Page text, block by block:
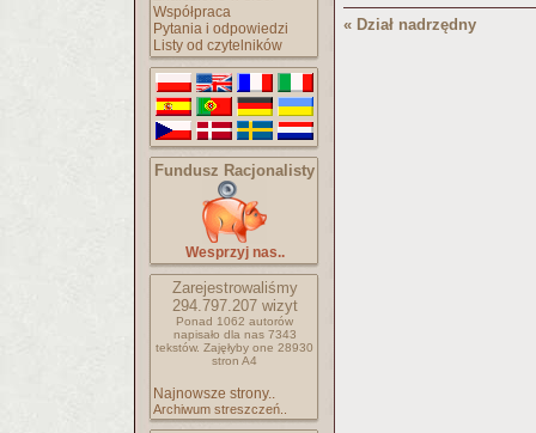
Współpraca
Pytania i odpowiedzi
Listy od czytelników
Fundusz Racjonalisty
Wesprzyj nas..
Zarejestrowaliśmy
294.797.207wizyt
Ponad 1062 autorów
napisało dla nas 7343
tekstów. Zajęłyby one 28930
stron A4
Najnowsze strony..
Archiwum streszczeń..
« Dział nadrzędny